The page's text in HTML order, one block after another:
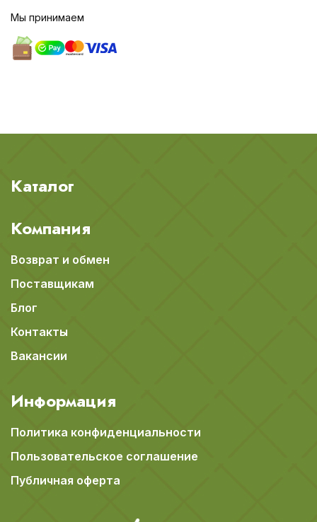
Мы принимаем
Каталог
Компания
Возврат и обмен
Поставщикам
Блог
Контакты
Вакансии
Информация
Политика конфиденциальности
Пользовательское соглашение
Публичная оферта